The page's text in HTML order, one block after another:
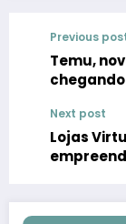
Previous
Temu,
Next post
Lojas